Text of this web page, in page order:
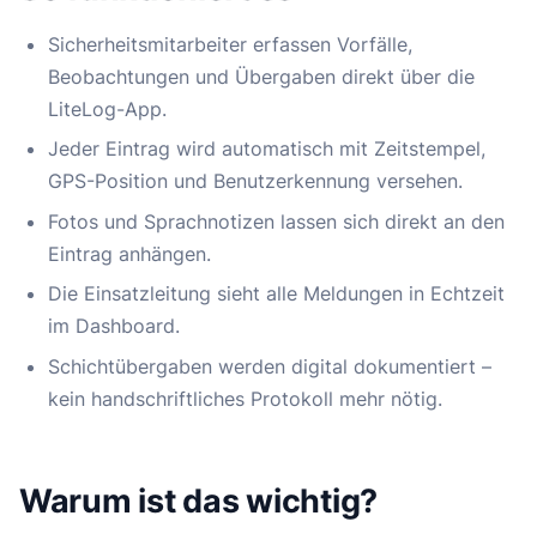
Sicherheitsmitarbeiter erfassen Vorfälle,
Beobachtungen und Übergaben direkt über die
LiteLog-App.
Jeder Eintrag wird automatisch mit Zeitstempel,
GPS-Position und Benutzerkennung versehen.
Fotos und Sprachnotizen lassen sich direkt an den
Eintrag anhängen.
Die Einsatzleitung sieht alle Meldungen in Echtzeit
im Dashboard.
Schichtübergaben werden digital dokumentiert –
kein handschriftliches Protokoll mehr nötig.
Warum ist das wichtig?